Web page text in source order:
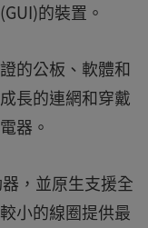
的裝置。
的公板、軟體和
長的連網和穿戴
器。
，並原生支援全
小的線圈提供最